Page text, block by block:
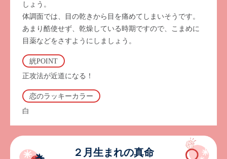
しょう。
体調面では、目の乾きから目を痛めてしまいそうです。
あまり酷使せず、乾燥している時期ですので、こまめに
目薬などをさすようにしましょう。
絖POINT
正攻法が近道になる！
恋のラッキーカラー
白
２月生まれの真命